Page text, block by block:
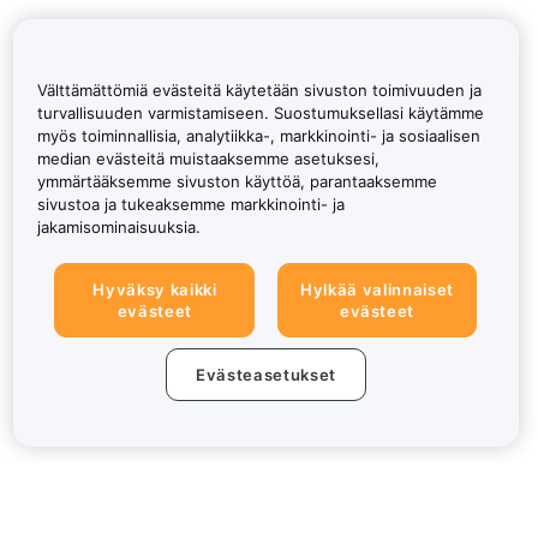
Välttämättömiä evästeitä käytetään sivuston toimivuuden ja
turvallisuuden varmistamiseen. Suostumuksellasi käytämme
myös toiminnallisia, analytiikka-, markkinointi- ja sosiaalisen
median evästeitä muistaaksemme asetuksesi,
ymmärtääksemme sivuston käyttöä, parantaaksemme
sivustoa ja tukeaksemme markkinointi- ja
jakamisominaisuuksia.
Hyväksy kaikki
evästeet
Hylkää valinnaiset
evästeet
Evästeasetukset